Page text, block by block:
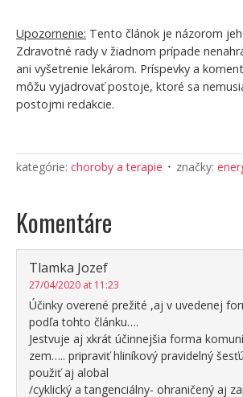
Upozornenie: Tento článok je názorom
Zdravotné rady v žiadnom prípade
ani vyšetrenie lekárom. Príspevky a
môžu vyjadrovať postoje, ktoré sa
postojmi redakcie.
kategórie: choroby a terapie značky:
Komentáre
Tlamka Jozef
27/04/2020 at 11:23
Účinky overené prežité ,aj v uvedenej
podľa tohto článku….
Jestvuje aj xkrát účinnejšia forma
zem….. pripraviť hliníkový pravidelný
použiť aj alobal
/cyklický a tangenciálny- ohraničený aj